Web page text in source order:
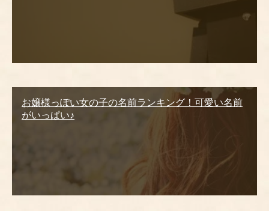
お嬢様っぽい女の子の名前ランキング！可愛い名前
がいっぱい♪